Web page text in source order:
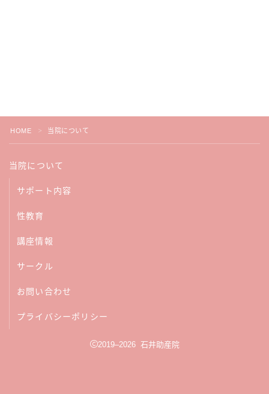
HOME ＞ 当院について
当院について
サポート内容
性教育
講座情報
サークル
お問い合わせ
プライバシーポリシー
2019–2026 石井助産院